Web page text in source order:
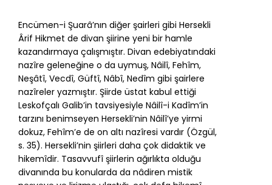
Encümen-i Şuarâ’nın diğer şairleri gibi Hersekli
Ârif Hikmet de divan şiirine yeni bir hamle
kazandırmaya çalışmıştır. Divan edebiyatındaki
nazîre geleneğine o da uymuş, Nâilî, Fehîm,
Neşâtî, Vecdî, Güftî, Nâbî, Nedîm gibi şairlere
nazîreler yazmıştır. Şiirde üstat kabul ettiği
Leskofçalı Galib’in tavsiyesiyle Nâilî-i Kadîm’in
tarzını benimseyen Hersekli’nin Nâilî’ye yirmi
dokuz, Fehîm’e de on altı nazîresi vardır (Özgül,
s. 35). Hersekli’nin şiirleri daha çok didaktik ve
hikemîdir. Tasavvufî şiirlerin ağırlıkta olduğu
divanında bu konularda da nâdiren mistik